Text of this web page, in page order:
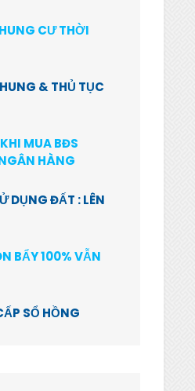
CƯ THỜI
& THỦ TỤC
MUA BĐS
HÀNG
DỤNG ĐẤT : LÊN
BẨY 100% VẪN
SỔ HỒNG